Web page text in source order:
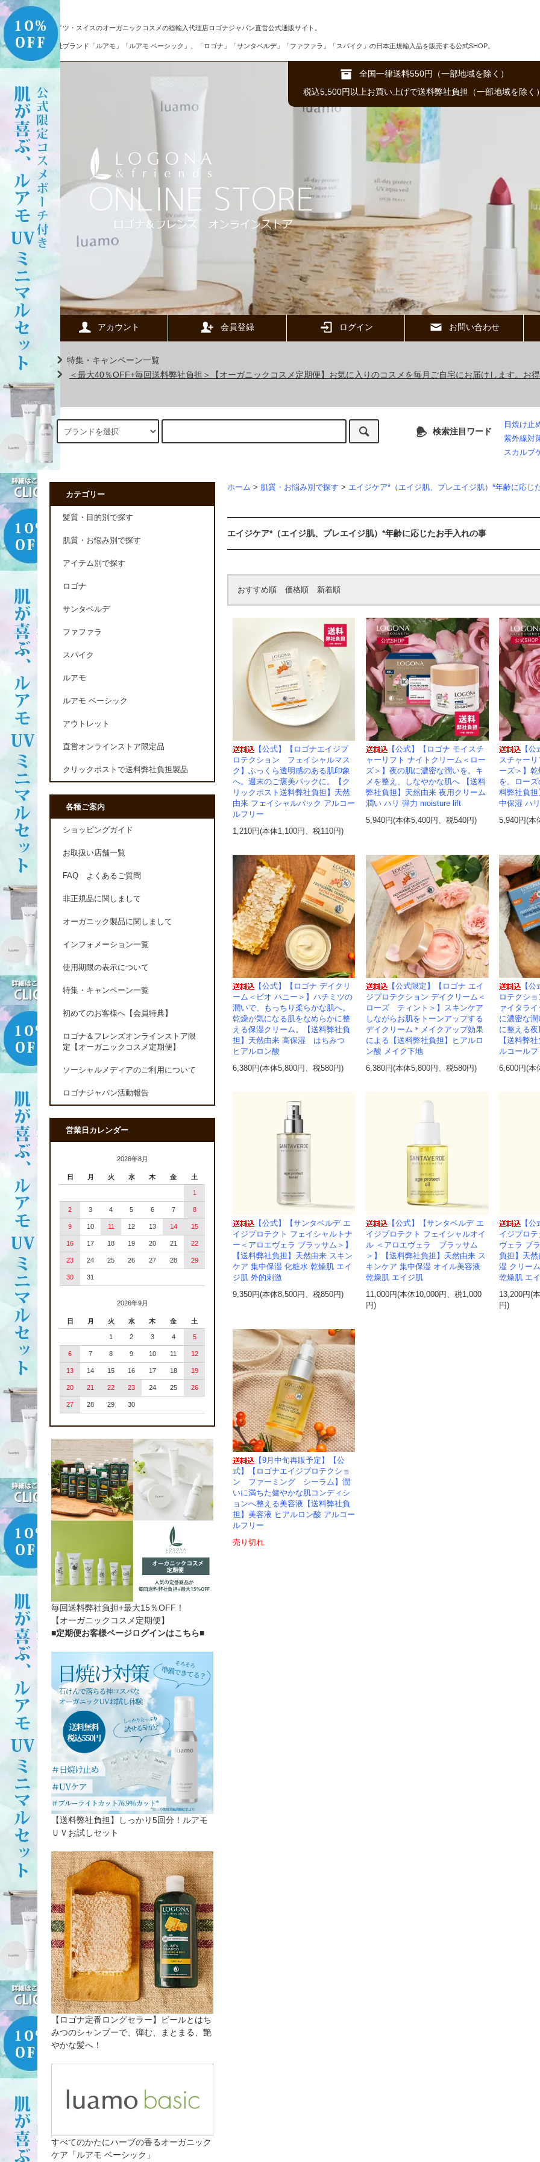
ドイツ・スイスのオーガニックコスメの総輸入代理店ロゴナジャパン直営公式通販サイト。
自社ブランド「ルアモ」「ルアモ ベーシック」、「ロゴナ」「サンタベルデ」「ファファラ」「スパイク」の日本正規輸入品を販売する公式SHOP。
全国一律送料550円（一部地域を除く）
税込5,500円以上お買い上げで送料弊社負担（一部地域を除く）
アカウント 会員登録 ログイン お問い合わせ
特集・キャンペーン一覧
＜最大40％OFF+毎回送料弊社負担＞【オーガニックコスメ定期便】お気に入りのコスメを毎月ご自宅にお届けします。お
検索注目ワード
日焼け止
紫外線対
スカルプ
ホーム > 肌質・お悩み別で探す > エイジケア*（エイジ肌、プレエイジ肌）*年齢に応じ
エイジケア*（エイジ肌、プレエイジ肌）*年齢に応じたお手入れの事
おすすめ順 価格順 新着順
【公式】【ロゴナエイジプ
ロテクション フェイシャルマス
ク】ふっくら透明感のある肌印象
へ。週末のご褒美パックに。【ク
リックポスト送料弊社負担】天然
由来 フェイシャルパック アルコー
ルフリー
1,210円(本体1,100円、税110円)
【公式】【ロゴナ モイスチ
ャーリフト ナイトクリーム＜ロー
ズ＞】夜の肌に濃密な潤いを。キ
メを整え、しなやかな肌へ 【送料
弊社負担】天然由来 夜用クリーム
潤い ハリ 弾力 moisture lift
5,940円(本体5,400円、税540円)
【
スチャー
ーズ＞】
を。ロー
料弊社負
中保湿 ハ
5,940円(本
【公式】【ロゴナ デイクリ
ーム＜ビオ ハニー＞】ハチミツの
潤いで、もっちり柔らかな肌へ。
乾燥が気になる肌をなめらかに整
える保湿クリーム。【送料弊社負
担】天然由来 高保湿 はちみつ
ヒアルロン酸
6,380円(本体5,800円、税580円)
【公式限定】【ロゴナ エイ
ジプロテクション デイクリーム＜
ローズ ティント＞】スキンケア
しながらお肌をトーンアップする
デイクリーム＊メイクアップ効果
による【送料弊社負担】ヒアルロ
ン酸 メイク下地
6,380円(本体5,800円、税580円)
【
ロテクシ
ァイタラ
に濃密な
に整える夜
【送料弊
ルコールフ
6,600円(本
【公式】【サンタベルデ エ
イジプロテクト フェイシャルトナ
ー＜アロエヴェラ ブラッサム＞】
【送料弊社負担】天然由来 スキン
ケア 集中保湿 化粧水 乾燥肌 エイ
ジ肌 外的刺激
9,350円(本体8,500円、税850円)
【公式】【サンタベルデ エ
イジプロテクト フェイシャルオイ
ル ＜アロエヴェラ ブラッサム
＞】【送料弊社負担】天然由来 ス
キンケア 集中保湿 オイル美容液
乾燥肌 エイジ肌
11,000円(本体10,000円、税1,000
円)
【
イジプロ
ヴェラ ブ
負担】天
湿 クリー
乾燥肌 エ
13,200円(
円)
【9月中旬再販予定】【公
式】【ロゴナエイジプロテクショ
ン ファーミング シーラム】潤
いに満ちた健やかな肌コンディシ
ョンへ整える美容液【送料弊社負
担】美容液 ヒアルロン酸 アルコー
ルフリー
売り切れ
カテゴリー
髪質・目的別で探す
肌質・お悩み別で探す
アイテム別で探す
ロゴナ
サンタベルデ
ファファラ
スパイク
ルアモ
ルアモ ベーシック
アウトレット
直営オンラインストア限定品
クリックポストで送料弊社負担製品
各種ご案内
ショッピングガイド
お取扱い店舗一覧
FAQ よくあるご質問
非正規品に関しまして
オーガニック製品に関しまして
インフォメーション一覧
使用期限の表示について
特集・キャンペーン一覧
初めてのお客様へ【会員特典】
ロゴナ＆フレンズオンラインストア限
定【オーガニックコスメ定期便】
ソーシャルメディアのご利用について
ロゴナジャパン活動報告
営業日カレンダー
2026年8月
日 月 火 水 木 金 土
1
2 3 4 5 6 7 8
9 10 11 12 13 14 15
16 17 18 19 20 21 22
23 24 25 26 27 28 29
30 31
2026年9月
日 月 火 水 木 金 土
1 2 3 4 5
6 7 8 9 10 11 12
13 14 15 16 17 18 19
20 21 22 23 24 25 26
27 28 29 30
毎回送料弊社負担+最大15％OFF！
【オーガニックコスメ定期便】
■定期便お客様ページログインはこちら■
【送料弊社負担】しっかり5回分！ルアモ
ＵＶお試しセット
【ロゴナ定番ロングセラー】ビールとはち
みつのシャンプーで、弾む、まとまる、艶
やかな髪へ！
すべてのかたにハーブの香るオーガニック
ケア「ルアモ ベーシック」